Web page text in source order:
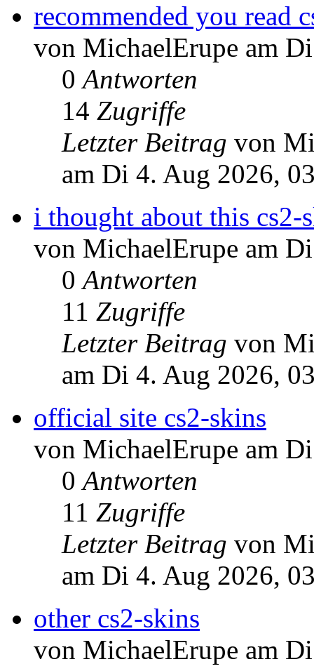
recommended you read
von MichaelErupe am
0Antworten
14 Zugriffe
Letzter Beitrag von
am Di 4. Aug 2026,
i thought about this cs2-
von MichaelErupe am
0Antworten
11 Zugriffe
Letzter Beitrag von
am Di 4. Aug 2026,
official site cs2-skins
von MichaelErupe am
0Antworten
11 Zugriffe
Letzter Beitrag von
am Di 4. Aug 2026,
other cs2-skins
von MichaelErupe am